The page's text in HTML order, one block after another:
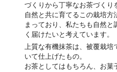
づくりから丁寧なお茶づくり
自然と共に育てるこの栽培方
まっており、私たちも自然と
く届けたいと考えています。
上質な有機抹茶は、被覆栽培
いて仕上げたもの。
お茶としてはもちろん、お菓